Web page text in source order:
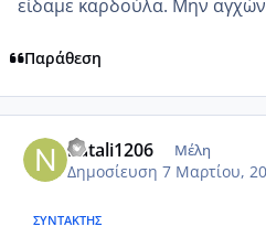
είδαμε καρδούλα. Μην
Παράθεση
natali1206 Μέλη
Δημοσίευση 7 Μαρτίου,
ΣΥΝΤΆΚΤΗΣ